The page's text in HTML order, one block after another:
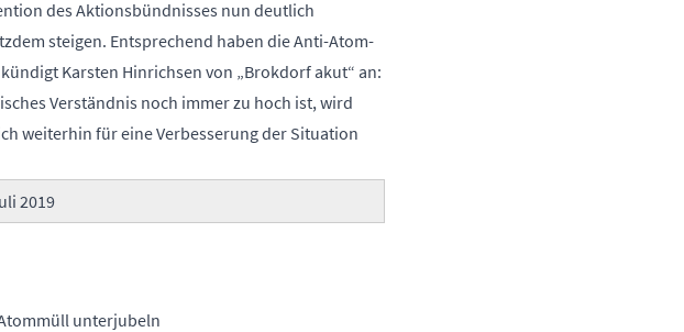
des Aktionsbündnisses nun deutlich
steigen. Entsprechend haben die Anti-Atom-
Karsten Hinrichsen von „Brokdorf akut“ an:
Verständnis noch immer zu hoch ist, wird
weiterhin für eine Verbesserung der Situation
2019
unterjubeln